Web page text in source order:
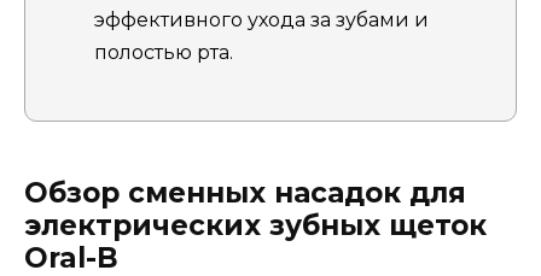
эффективного ухода за зубами и
полостью рта.
Обзор сменных насадок для
электрических зубных щеток
Oral-B